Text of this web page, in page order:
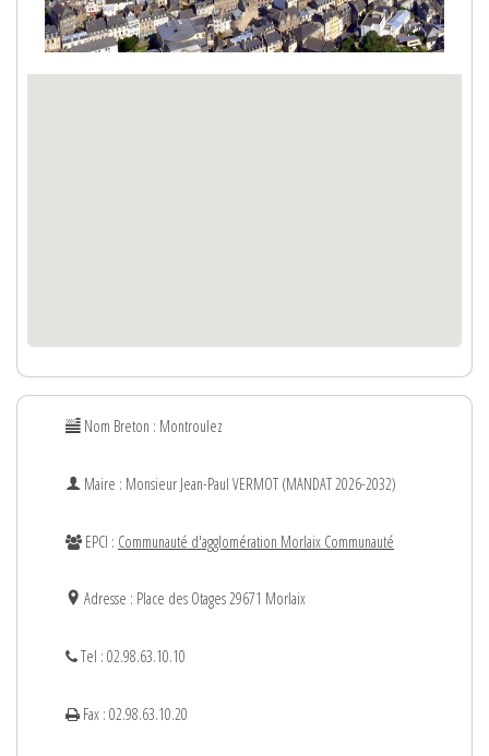
Nom Breton : Montroulez
Maire : Monsieur Jean-Paul VERMOT (MANDAT 2026-2032)
EPCI : Communauté d'agglomération Morlaix Communauté
Adresse : Place des Otages 29671 Morlaix
Tel : 02.98.63.10.10
Fax : 02.98.63.10.20